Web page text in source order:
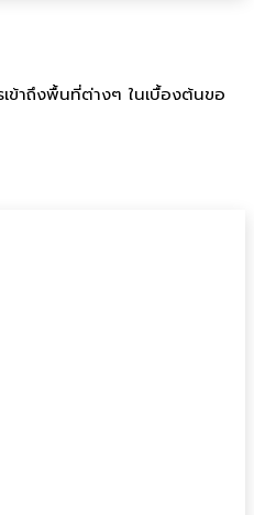
ข้าถึงพื้นที่ต่างๆ ในเบื้องต้นขอ